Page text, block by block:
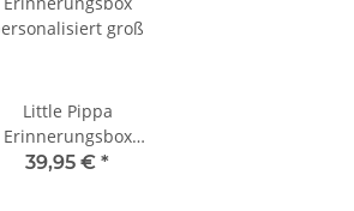
Little Pippa
Erinnerungsbox
personalisiert groß
39,95 € *